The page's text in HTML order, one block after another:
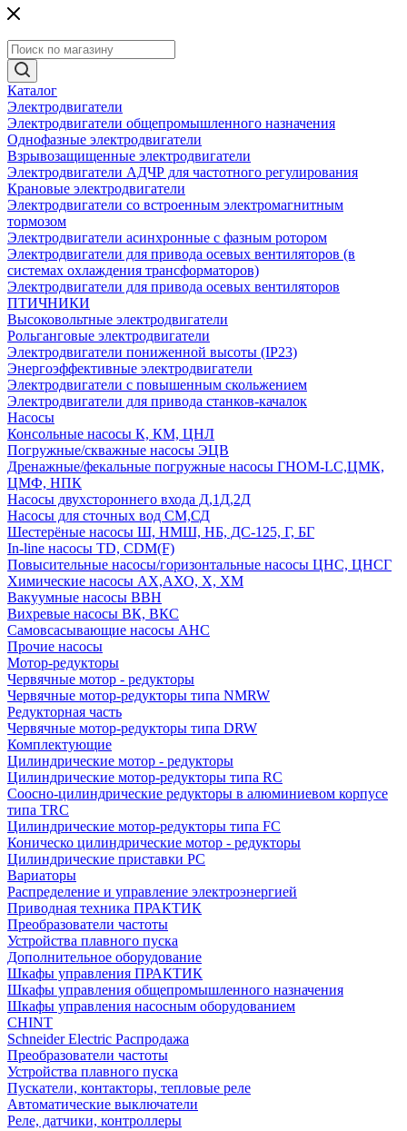
Каталог
Электродвигатели
Электродвигатели общепромышленного назначения
Однофазные электродвигатели
Взрывозащищенные электродвигатели
Электродвигатели АДЧР для частотного регулирования
Крановые электродвигатели
Электродвигатели со встроенным электромагнитным
тормозом
Электродвигатели асинхронные с фазным ротором
Электродвигатели для привода осевых вентиляторов (в
системах охлаждения трансформаторов)
Электродвигатели для привода осевых вентиляторов
ПТИЧНИКИ
Высоковольтные электродвигатели
Рольганговые электродвигатели
Электродвигатели пониженной высоты (IP23)
Энергоэффективные электродвигатели
Электродвигатели с повышенным скольжением
Электродвигатели для привода станков-качалок
Насосы
Консольные насосы К, КМ, ЦНЛ
Погружные/скважные насосы ЭЦВ
Дренажные/фекальные погружные насосы ГНОМ-LC,ЦМК,
ЦМФ, НПК
Насосы двухстороннего входа Д,1Д,2Д
Насосы для сточных вод СМ,СД
Шестерёные насосы Ш, НМШ, НБ, ДС-125, Г, БГ
In-line насосы TD, CDM(F)
Повысительные насосы/горизонтальные насосы ЦНС, ЦНСГ
Химические насосы АХ,АХО, Х, ХМ
Вакуумные насосы ВВН
Вихревые насосы ВК, ВКС
Самовсасывающие насосы АНС
Прочие насосы
Мотор-редукторы
Червячные мотор - редукторы
Червячные мотор-редукторы типа NMRW
Редукторная часть
Червячные мотор-редукторы типа DRW
Комплектующие
Цилиндрические мотор - редукторы
Цилиндрические мотор-редукторы типа RC
Соосно-цилиндрические редукторы в алюминиевом корпусе
типа TRC
Цилиндрические мотор-редукторы типа FC
Коническо цилиндрические мотор - редукторы
Цилиндрические приставки PC
Вариаторы
Распределение и управление электроэнергией
Приводная техника ПРАКТИК
Преобразователи частоты
Устройства плавного пуска
Дополнительное оборудование
Шкафы управления ПРАКТИК
Шкафы управления общепромышленного назначения
Шкафы управления насосным оборудованием
CHINT
Schneider Electric Распродажа
Преобразователи частоты
Устройства плавного пуска
Пускатели, контакторы, тепловые реле
Автоматические выключатели
Реле, датчики, контроллеры